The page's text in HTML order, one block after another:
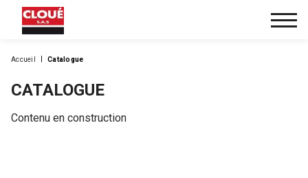
Accueil Catalogue
CATALOGUE
Contenu en construction